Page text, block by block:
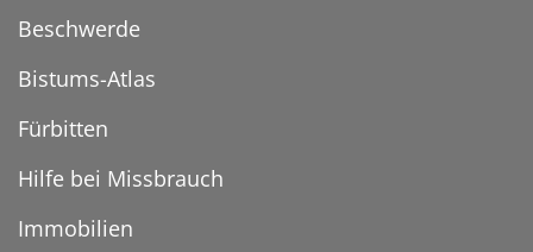
Beschwerde
Bistums-Atlas
Fürbitten
Hilfe bei Missbrauch
Immobilien